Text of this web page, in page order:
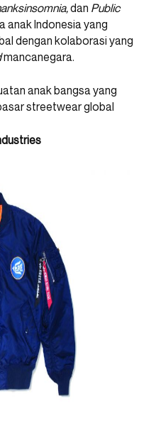
dan Public
anak Indonesia yang
dengan kolaborasi yang
mancanegara.
anak bangsa yang
streetwear global